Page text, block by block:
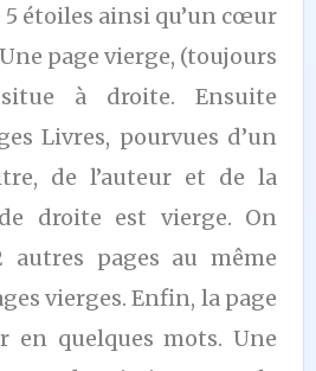
5 étoiles ainsi qu’un cœur
page vierge, (toujours
à droite. Ensuite
Livres, pourvues d’un
de l’auteur et de la
droite est vierge. On
autres pages au même
vierges. Enfin, la page
en quelques mots. Une